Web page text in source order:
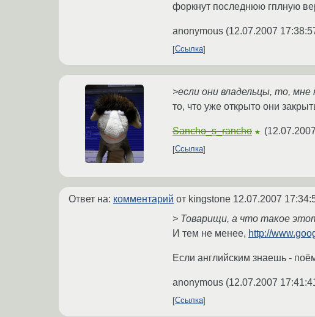
форкнут последнюю гплную
anonymous (12.07.2007
Ссылка
>если они владельцы, то,
то, что уже открыто они
Sancho_s_rancho ★ (
Ссылка
Ответ на: комментарий от kingstone 12.07.2007
> Товарищи, а что такое
И тем не менее, http://
Если английским знаешь -
anonymous (12.07.2007
Ссылка